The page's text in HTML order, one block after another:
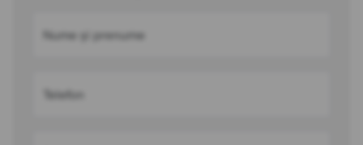
Nume și prenume
Telefon